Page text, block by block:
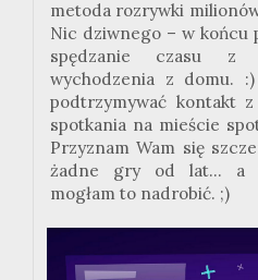
metoda rozrywki
Nic dziwnego – w końcu
spędzanie czasu z
wychodzenia z domu.
podtrzymywać kontakt
spotkania na mieście
Przyznam Wam się
żadne gry od lat... a
mogłam to nadrobić. ;)